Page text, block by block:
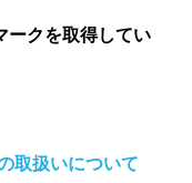
ークを取得してい
取扱いについて